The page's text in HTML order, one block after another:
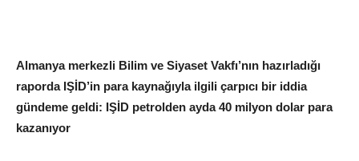
Almanya merkezli Bilim ve Siyaset Vakfı’nın hazırladığı
raporda IŞİD’in para kaynağıyla ilgili çarpıcı bir iddia
gündeme geldi: IŞİD petrolden ayda 40 milyon dolar para
kazanıyor